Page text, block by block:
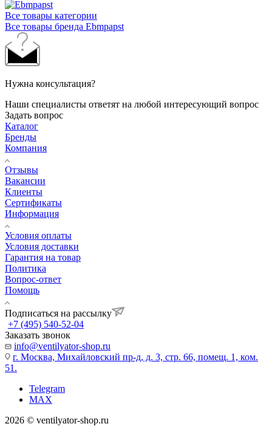
Все товары категории
Все товары бренда Ebmpapst
Нужна консультация?
Наши специалисты ответят на любой интересующий вопрос
Задать вопрос
Каталог
Бренды
Компания
Отзывы
Вакансии
Клиенты
Сертификаты
Информация
Условия оплаты
Условия доставки
Гарантия на товар
Политика
Вопрос-ответ
Помощь
Подписаться на рассылку
+7 (495) 540-52-04
Заказать звонок
info@ventilyator-shop.ru
г. Москва, Михайловский пр-д, д. 3, cтр. 66, помещ. 1, ком.
51.
Telegram
MAX
2026 © ventilyator-shop.ru